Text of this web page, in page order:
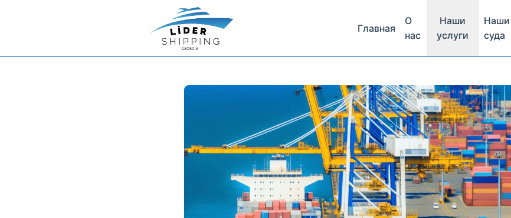
Главная
О
нас
Наши
услуги
Наши
суда